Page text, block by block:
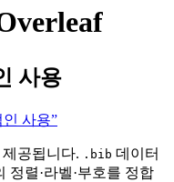
사용
인 사용”
공됩니다. .bib 데이터
정렬·라벨·부호를 정합